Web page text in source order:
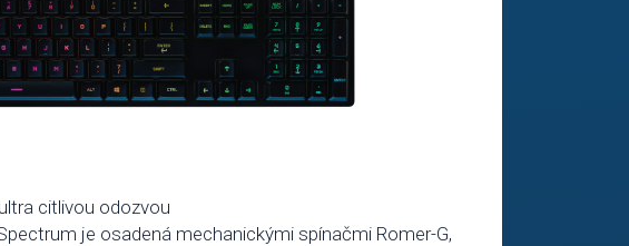
citlivou odozvou
je osadená mechanickými spínačmi Romer-G,